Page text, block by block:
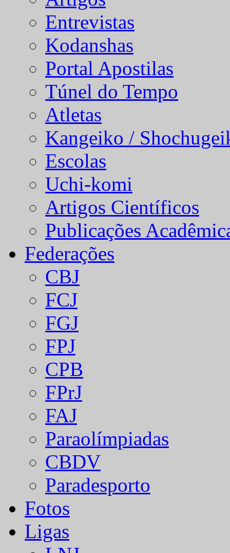
Entrevistas
Kodanshas
Portal Apostilas
Túnel do Tempo
Atletas
Kangeiko /
Escolas
Uchi-komi
Artigos Científicos
Publicações
Federações
CBJ
FCJ
FGJ
FPJ
CPB
FPrJ
FAJ
Paraolímpiadas
CBDV
Paradesporto
Fotos
Ligas